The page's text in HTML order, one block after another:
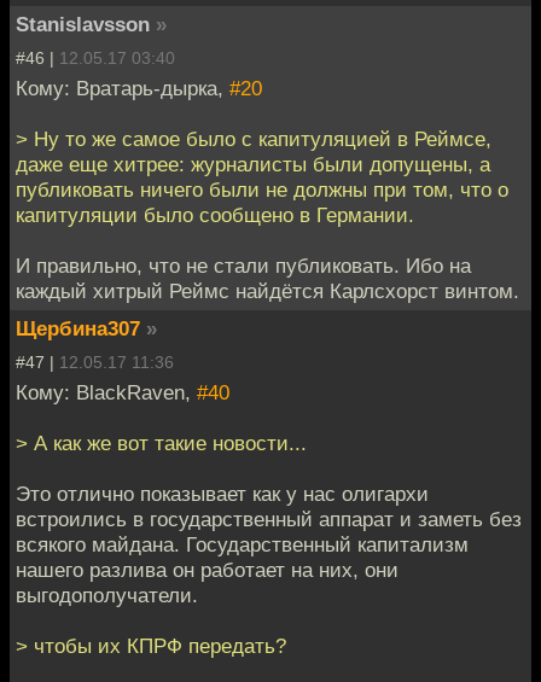
Stanislavsson »
#46 | 12.05.17 03:40
Кому: Вратарь-дырка, #20
> Ну то же самое было с капитуляцией в Реймсе,
даже еще хитрее: журналисты были допущены, а
публиковать ничего были не должны при том, что о
капитуляции было сообщено в Германии.
И правильно, что не стали публиковать. Ибо на
каждый хитрый Реймс найдётся Карлсхорст винтом.
Щербина307 »
#47 | 12.05.17 11:36
Кому: BlackRaven, #40
> А как же вот такие новости...
Это отлично показывает как у нас олигархи
встроились в государственный аппарат и заметь без
всякого майдана. Государственный капитализм
нашего разлива он работает на них, они
выгодополучатели.
> чтобы их КПРФ передать?